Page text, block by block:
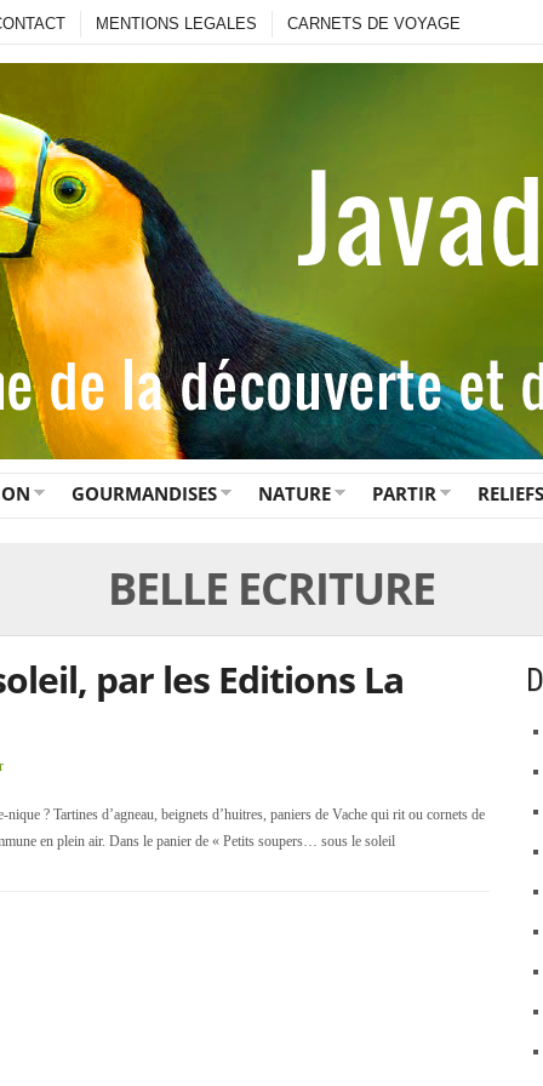
MENTIONS LEGALES CARNETS DE VOYAGE
GOURMANDISES NATURE PARTIR RELIEFS
BELLE ECRITURE
par les Editions La
? Tartines d’agneau, beignets d’huitres, paniers de Vache qui rit ou cornets de
en plein air. Dans le panier de « Petits soupers… sous le soleil